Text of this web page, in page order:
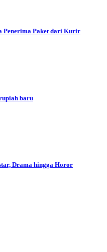
Penerima Paket dari Kurir
baru
Drama hingga Horor